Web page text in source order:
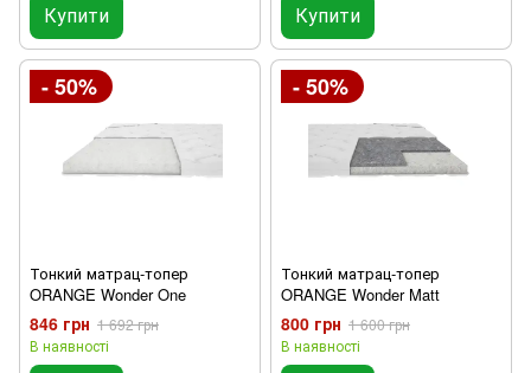
Купити Купити
- 50%
Тонкий матрац-топер
ORANGE Wonder One
846 грн 1 692 грн
В наявності
- 50%
Тонкий матрац-топер
ORANGE Wonder Matt
800 грн 1 600 грн
В наявності